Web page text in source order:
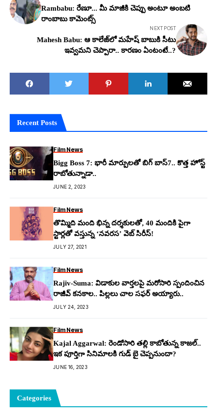
Rambabu: రేణూ... మీ మాజీకి చెప్పు అంటూ అంబ‌టి
రాంబాబు కామెంట్స్
NEXT POST
Mahesh Babu: ఆ కాలేజ్‌లో మ‌హేష్ బాబుకి సీటు
ఇవ్వ‌మ‌ని చెప్పారా.. కారణం ఏంటంటే..?
Recent Posts
Film News
Bigg Boss 7: భారీ మార్పుల‌తో బిగ్ బాస్7.. కొత్త హోస్ట్
రాబోతున్నాడా..
JUNE 2, 2023
Film News
తొమ్మిది మంది భిన్న దర్శకులతో, 40 మందికి పైగా
స్టార్లతో వస్తున్న ‘నవరస’ వెబ్ సిరీస్!
JULY 27, 2021
Film News
Rajiv-Suma: విడాకుల వార్త‌ల‌పై మ‌రోసారి స్పందించిన
రాజీవ్ క‌న‌కాల.. పిల్లలు చాల స‌ఫ‌ర్ అయ్యారు..
JULY 24, 2023
Film News
Kajal Aggarwal: రెండోసారి తల్లి కాబోతున్న కాజల్..
ఇక పూర్తిగా సినిమాలకి గుడ్ బై చెప్పనుందా?
JUNE 16, 2023
Categories